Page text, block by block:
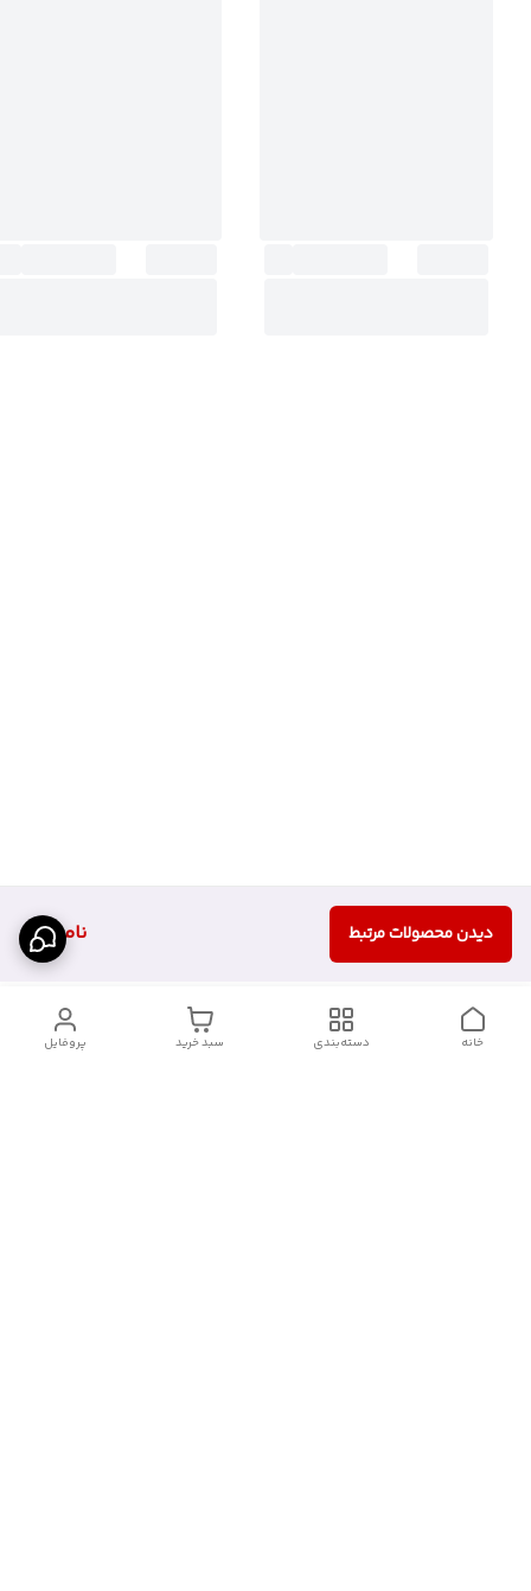
ناموجود دیدن محصولات مرتبط
پروفایل سبد خرید دسته‌بندی خانه